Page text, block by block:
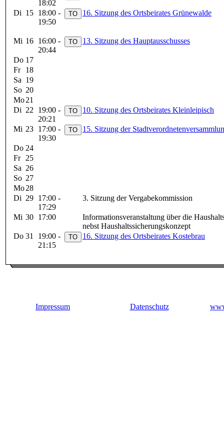
18:02
Di 15 18:00 -
19:50
16. Sitzung des Ortsbeirates Grünewalde
Mi 16 16:00 -
20:44
13. Sitzung des Hauptausschusses
Do 17
Fr
18
Sa 19
So 20
Mo21
Di 22
19:00 -
20:21
10. Sitzung des Ortsbeirates Kleinleipisch
Mi 23 17:00 -
19:30
15. Sitzung der
Do 24
Fr
25
Sa 26
So 27
Mo28
Di 29 17:00 -
17:29
3. Sitzung der Vergabekommission
Mi 30 17:00
Informationsveranstaltung über die
nebst Haushaltssicherungskonzept
Do 31
19:00 -
21:15
16. Sitzung des Ortsbeirates Kostebrau
Impressum Datenschutz